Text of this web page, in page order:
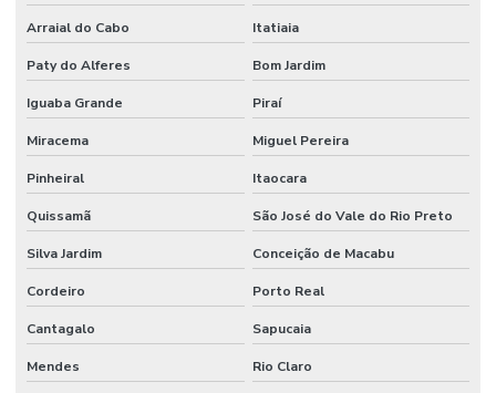
Projeto de tubulação industrial
Projetos de prevenção de incêndio
Reuso de água industrial
Reuso da água indústria
Reuso da água na indústria de alimentos
Sdai sistema de detecção e alarme de incêndio
Serviço de instalação hidráulica industrial
Sistema de alarme e detecção de incêndio
Arraial do Cabo Itatiaia
Paty do Alferes Bom Jardim
Iguaba Grande Piraí
Miracema Miguel Pereira
Pinheiral Itaocara
Quissamã São José do Vale do Rio Preto
Silva Jardim Conceição de Macabu
Cordeiro Porto Real
Cantagalo Sapucaia
Mendes Rio Claro